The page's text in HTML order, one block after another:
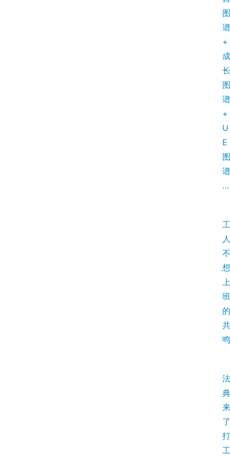
+
+
U
E
…